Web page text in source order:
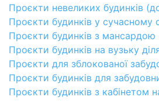
Проєкти невеликих будинків
Проєкти будинків у сучасному
Проєкти будинків з мансардою
Проєкти будинків на вузьку
Проєкти для зблокованої
Проєкти будинків для
Проєкти будинків з кабінетом